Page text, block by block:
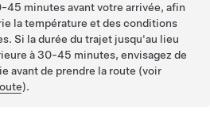
45 minutes avant votre arrivée, afin
la température et des conditions
Si la durée du trajet jusqu'au lieu
à 30-45 minutes, envisagez de
avant de prendre la route (voir
).